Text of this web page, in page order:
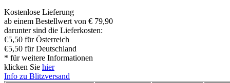
Kostenlose Lieferung
ab einem Bestellwert von € 79,90
darunter sind die Lieferkosten:
€5,50 für Österreich
€5,50 für Deutschland
* für weitere Informationen
klicken Sie hier
Info zu Blitzversand